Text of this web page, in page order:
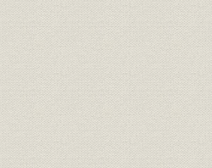
主要製品生産実績 商船・艦艇
(下関造船所)
昭和20年1
15日
主要製品生産実績 商船・艦艇
(広島造船所)
昭和20年
27日
主要製品生産実績 番船外建造船
(水中翼船‐下関造船所)
昭和37年1
15日